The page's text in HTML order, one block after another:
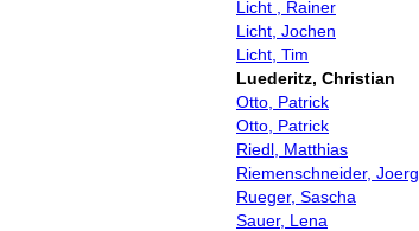
Licht , Rainer
Licht, Jochen
Licht, Tim
Luederitz, Christian
Otto, Patrick
Otto, Patrick
Riedl, Matthias
Riemenschneider, Joerg
Rueger, Sascha
Sauer, Lena